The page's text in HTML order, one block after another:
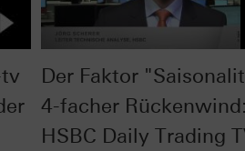
Der Faktor
4-facher Rückenwind:
HSBC Daily Trading